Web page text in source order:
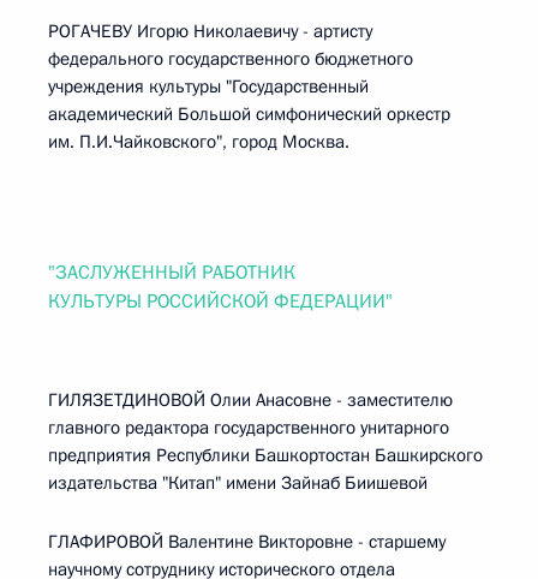
РОГАЧЕВУ Игорю Николаевичу - артисту
федерального государственного бюджетного
учреждения культуры "Государственный
академический Большой симфонический оркестр
им. П.И.Чайковского", город Москва.
"ЗАСЛУЖЕННЫЙ РАБОТНИК
КУЛЬТУРЫ РОССИЙСКОЙ ФЕДЕРАЦИИ"
ГИЛЯЗЕТДИНОВОЙ Олии Анасовне - заместителю
главного редактора государственного унитарного
предприятия Республики Башкортостан Башкирского
издательства "Китап" имени Зайнаб Биишевой
ГЛАФИРОВОЙ Валентине Викторовне - старшему
научному сотруднику исторического отдела